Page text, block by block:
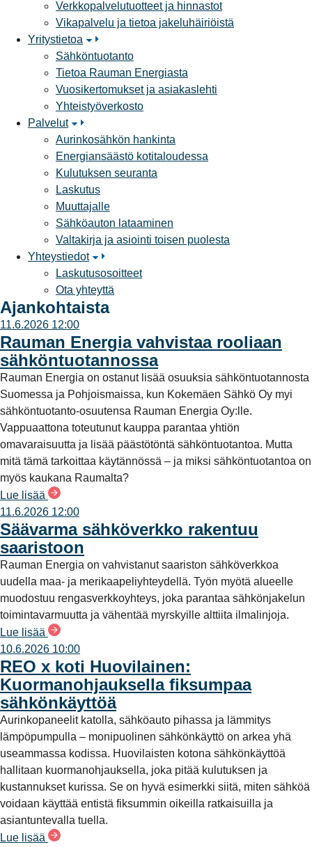
Verkkopalvelutuotteet ja hinnastot
Vikapalvelu ja tietoa jakeluhäiriöistä
Yritystietoa
Sähköntuotanto
Tietoa Rauman Energiasta
Vuosikertomukset ja asiakaslehti
Yhteistyöverkosto
Palvelut
Aurinkosähkön hankinta
Energiansäästö kotitaloudessa
Kulutuksen seuranta
Laskutus
Muuttajalle
Sähköauton lataaminen
Valtakirja ja asiointi toisen puolesta
Yhteystiedot
Laskutusosoitteet
Ota yhteyttä
Ajankohtaista
11.6.2026 12:00
Rauman Energia vahvistaa rooliaan
sähköntuotannossa
Rauman Energia on ostanut lisää osuuksia sähköntuotannosta
Suomessa ja Pohjoismaissa, kun Kokemäen Sähkö Oy myi
sähköntuotanto-osuutensa Rauman Energia Oy:lle.
Vappuaattona toteutunut kauppa parantaa yhtiön
omavaraisuutta ja lisää päästötöntä sähköntuotantoa. Mutta
mitä tämä tarkoittaa käytännössä – ja miksi sähköntuotantoa on
myös kaukana Raumalta?
Lue lisää
11.6.2026 12:00
Säävarma sähköverkko rakentuu
saaristoon
Rauman Energia on vahvistanut saariston sähköverkkoa
uudella maa- ja merikaapeliyhteydellä. Työn myötä alueelle
muodostuu rengasverkkoyhteys, joka parantaa sähkönjakelun
toimintavarmuutta ja vähentää myrskyille alttiita ilmalinjoja.
Lue lisää
10.6.2026 10:00
REO x koti Huovilainen:
Kuormanohjauksella fiksumpaa
sähkönkäyttöä
Aurinkopaneelit katolla, sähköauto pihassa ja lämmitys
lämpöpumpulla – monipuolinen sähkönkäyttö on arkea yhä
useammassa kodissa. Huovilaisten kotona sähkönkäyttöä
hallitaan kuormanohjauksella, joka pitää kulutuksen ja
kustannukset kurissa. Se on hyvä esimerkki siitä, miten sähköä
voidaan käyttää entistä fiksummin oikeilla ratkaisuilla ja
asiantuntevalla tuella.
Lue lisää